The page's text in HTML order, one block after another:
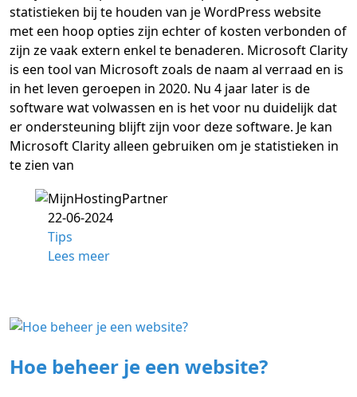
statistieken bij te houden van je WordPress website
met een hoop opties zijn echter of kosten verbonden of
zijn ze vaak extern enkel te benaderen. Microsoft Clarity
is een tool van Microsoft zoals de naam al verraad en is
in het leven geroepen in 2020. Nu 4 jaar later is de
software wat volwassen en is het voor nu duidelijk dat
er ondersteuning blijft zijn voor deze software. Je kan
Microsoft Clarity alleen gebruiken om je statistieken in
te zien van
22-06-2024
Tips
Lees meer
Hoe beheer je een website?